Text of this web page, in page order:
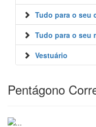
Tudo para o seu
Tudo para o seu
Vestuário
Pentágono